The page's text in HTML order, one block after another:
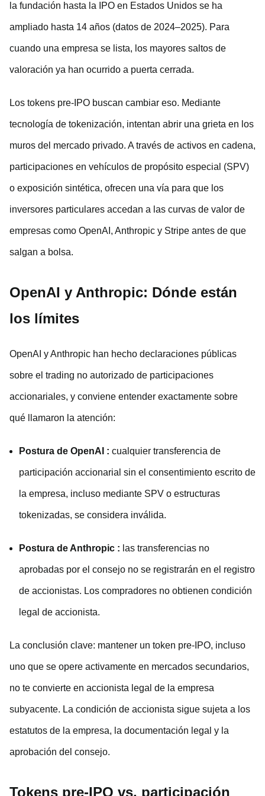
la fundación hasta la IPO en Estados Unidos se ha
ampliado hasta 14 años (datos de 2024–2025). Para
cuando una empresa se lista, los mayores saltos de
valoración ya han ocurrido a puerta cerrada.
Los tokens pre-IPO buscan cambiar eso. Mediante
tecnología de tokenización, intentan abrir una grieta en los
muros del mercado privado. A través de activos en cadena,
participaciones en vehículos de propósito especial (SPV)
o exposición sintética, ofrecen una vía para que los
inversores particulares accedan a las curvas de valor de
empresas como OpenAI, Anthropic y Stripe antes de que
salgan a bolsa.
OpenAI y Anthropic: Dónde están
los límites
OpenAI y Anthropic han hecho declaraciones públicas
sobre el trading no autorizado de participaciones
accionariales, y conviene entender exactamente sobre
qué llamaron la atención:
Postura de OpenAI : cualquier transferencia de
participación accionarial sin el consentimiento escrito de
la empresa, incluso mediante SPV o estructuras
tokenizadas, se considera inválida.
Postura de Anthropic : las transferencias no
aprobadas por el consejo no se registrarán en el registro
de accionistas. Los compradores no obtienen condición
legal de accionista.
La conclusión clave: mantener un token pre-IPO, incluso
uno que se opere activamente en mercados secundarios,
no te convierte en accionista legal de la empresa
subyacente. La condición de accionista sigue sujeta a los
estatutos de la empresa, la documentación legal y la
aprobación del consejo.
Tokens pre-IPO vs. participación